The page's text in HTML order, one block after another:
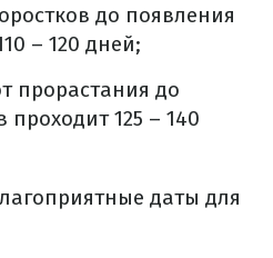
до появления
– 120 дней;
прорастания до
125 – 140
даты для